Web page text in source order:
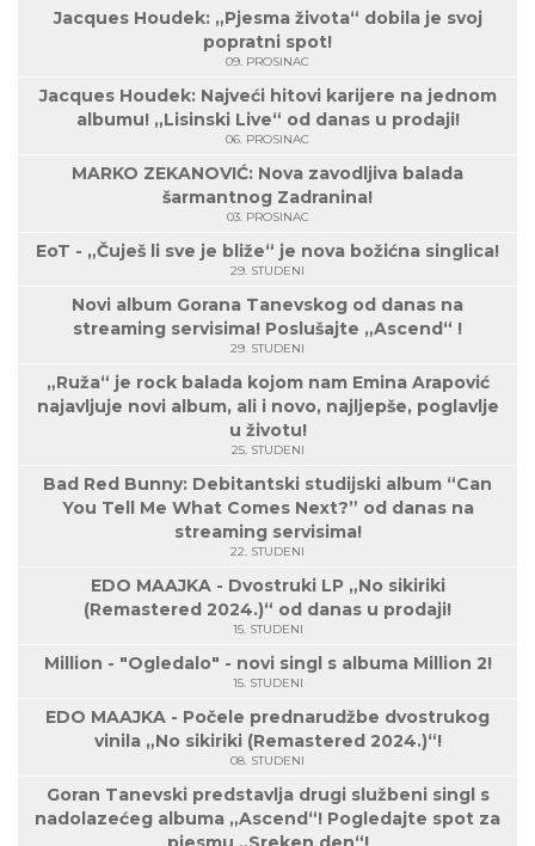
Jacques Houdek: „Pjesma života“ dobila je svoj
popratni spot!
09. PROSINAC
Jacques Houdek: Najveći hitovi karijere na jednom
albumu! „Lisinski Live“ od danas u prodaji!
06. PROSINAC
MARKO ZEKANOVIĆ: Nova zavodljiva balada
šarmantnog Zadranina!
03. PROSINAC
EoT - „Čuješ li sve je bliže“ je nova božićna singlica!
29. STUDENI
Novi album Gorana Tanevskog od danas na
streaming servisima! Poslušajte „Ascend“ !
29. STUDENI
„Ruža“ je rock balada kojom nam Emina Arapović
najavljuje novi album, ali i novo, najljepše, poglavlje
u životu!
25. STUDENI
Bad Red Bunny: Debitantski studijski album “Can
You Tell Me What Comes Next?” od danas na
streaming servisima!
22. STUDENI
EDO MAAJKA - Dvostruki LP „No sikiriki
(Remastered 2024.)“ od danas u prodaji!
15. STUDENI
Million - "Ogledalo" - novi singl s albuma Million 2!
15. STUDENI
EDO MAAJKA - Počele prednarudžbe dvostrukog
vinila „No sikiriki (Remastered 2024.)“!
08. STUDENI
Goran Tanevski predstavlja drugi službeni singl s
nadolazećeg albuma „Ascend“! Pogledajte spot za